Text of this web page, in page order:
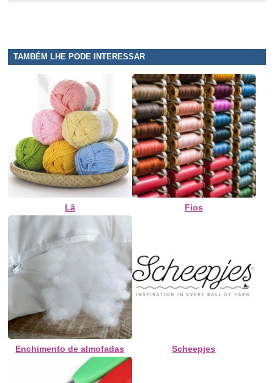
TAMBÉM LHE PODE INTERESSAR
Lã Fios
Enchimento de almofadas Scheepjes